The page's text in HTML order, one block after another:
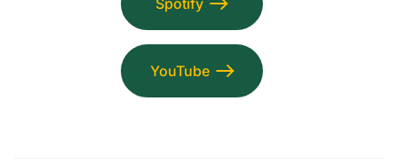
Spotify
YouTube